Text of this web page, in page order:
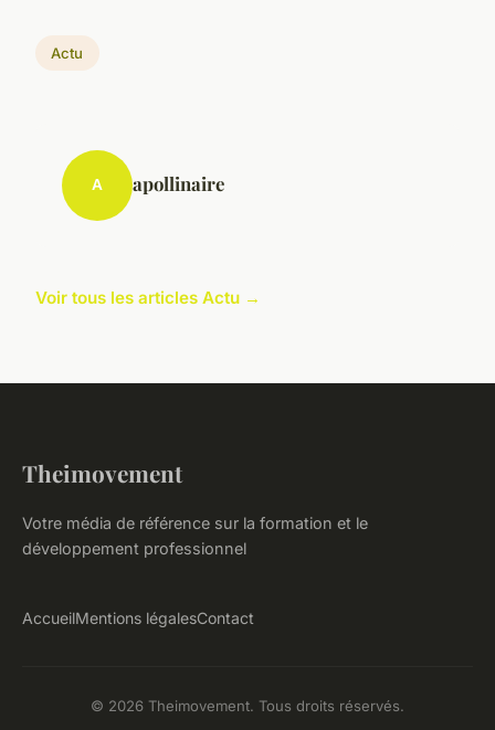
Actu
A apollinaire
Voir tous les articles Actu →
Theimovement
Votre média de référence sur la formation et le
développement professionnel
AccueilMentions légalesContact
© 2026 Theimovement. Tous droits réservés.